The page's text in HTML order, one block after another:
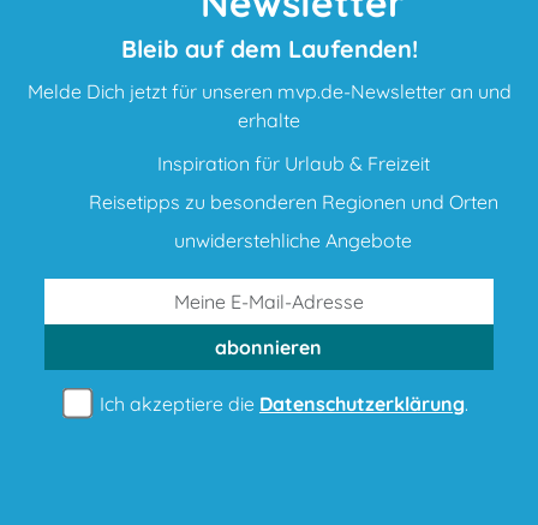
Bleib auf dem Laufenden!
Melde Dich jetzt für unseren mvp.de-Newsletter an und
erhalte
Inspiration für Urlaub & Freizeit
Reisetipps zu besonderen Regionen und Orten
unwiderstehliche Angebote
abonnieren
Ich akzeptiere die Datenschutzerklärung.